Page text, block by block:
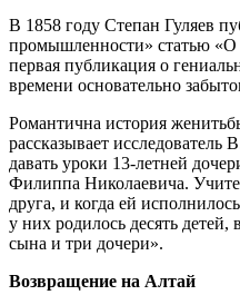
В 1858 году Степан Гуляев
промышленности» статью
первая публикация о
времени основательно
Романтична история
рассказывает
давать уроки 13-летней
Филиппа Николаевича.
друга, и когда ей
у них родилось десять
сына и три дочери».
Возвращение на Алтай